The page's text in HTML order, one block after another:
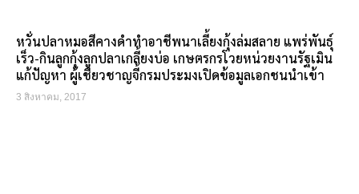
หวั่นปลาหมอสีคางดำทำอาชีพนาเลี้ยงกุ้งล่มสลาย แพร่พันธุ์
เร็ว-กินลูกกุ้งลูกปลาเกลี้ยงบ่อ เกษตรกรโวยหน่วยงานรัฐเมิน
แก้ปัญหา ผู้เชี่ยวชาญจี้กรมประมงเปิดข้อมูลเอกชนนำเข้า
3 สิงหาคม, 2017